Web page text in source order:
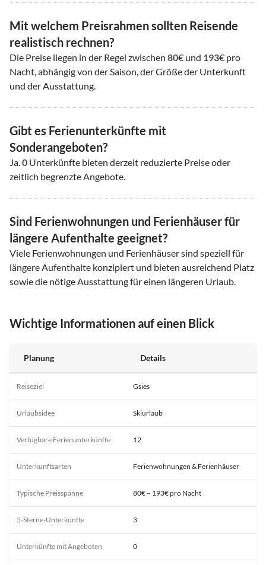
Mit welchem Preisrahmen sollten Reisende
realistisch rechnen?
Die Preise liegen in der Regel zwischen 80€ und 193€ pro
Nacht, abhängig von der Saison, der Größe der Unterkunft
und der Ausstattung.
Gibt es Ferienunterkünfte mit
Sonderangeboten?
Ja.0 Unterkünfte bieten derzeit reduzierte Preise oder
zeitlich begrenzte Angebote.
Sind Ferienwohnungen und Ferienhäuser für
längere Aufenthalte geeignet?
Viele Ferienwohnungen und Ferienhäuser sind speziell für
längere Aufenthalte konzipiert und bieten ausreichend Platz
sowie die nötige Ausstattung für einen längeren Urlaub.
Wichtige Informationen auf einen Blick
Planung Details
Reiseziel Gsies
Urlaubsidee Skiurlaub
Verfügbare Ferienunterkünfte 12
Unterkunftsarten Ferienwohnungen & Ferienhäuser
Typische Preisspanne 80€ – 193€ pro Nacht
5-Sterne-Unterkünfte 3
Unterkünfte mit Angeboten 0